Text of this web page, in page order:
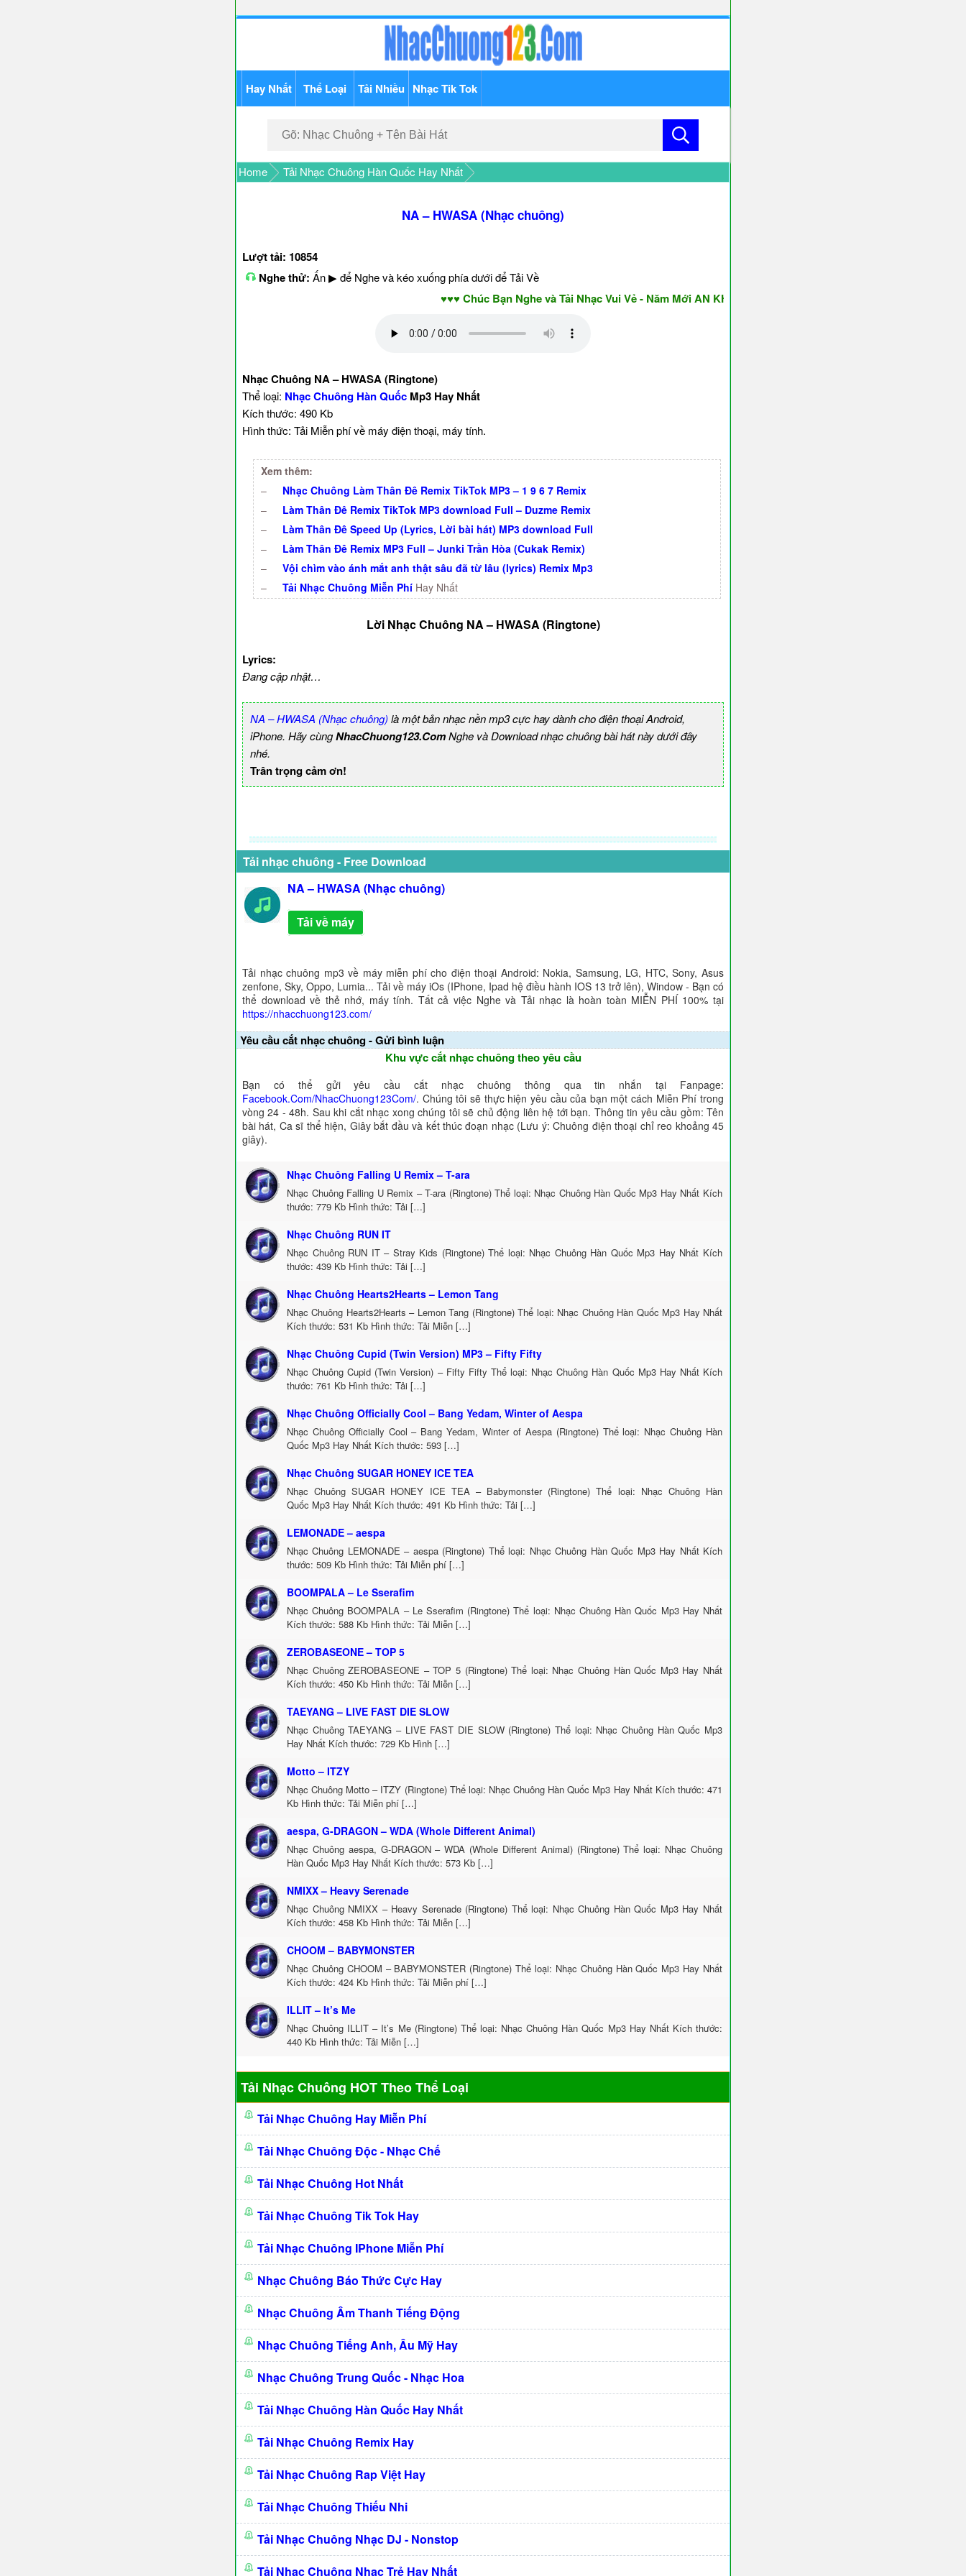
Hay Nhất Thể Loại Tải Nhiều Nhạc Tik Tok
Home Tải Nhạc Chuông Hàn Quốc Hay Nhất
NA – HWASA (Nhạc chuông)
Lượt tải: 10854
Nghe thử: Ấn ▶ để Nghe và kéo xuống phía dưới để Tải Về
♥♥♥ Chúc Bạn Nghe và Tải Nhạc Vui Vẻ - Năm Mới AN KHANG & THỊNH VƯỢNG ♥♥♥
Nhạc Chuông NA – HWASA (Ringtone)
Thể loại: Nhạc Chuông Hàn Quốc Mp3 Hay Nhất
Kích thước: 490 Kb
Hình thức: Tải Miễn phí về máy điện thoại, máy tính.
Xem thêm:
–
Nhạc Chuông Làm Thân Đê Remix TikTok MP3 – 1 9 6 7 Remix
–
Làm Thân Đê Remix TikTok MP3 download Full – Duzme Remix
–
Làm Thân Đê Speed Up (Lyrics, Lời bài hát) MP3 download Full
–
Làm Thân Đê Remix MP3 Full – Junki Trần Hòa (Cukak Remix)
–
Vội chìm vào ánh mắt anh thật sâu đã từ lâu (lyrics) Remix Mp3
–
Tải Nhạc Chuông Miễn Phí Hay Nhất
Lời Nhạc Chuông NA – HWASA (Ringtone)
Lyrics:
Đang cập nhật…
NA – HWASA (Nhạc chuông) là một bản nhạc nền mp3 cực hay dành cho điện thoại Android,
iPhone. Hãy cùngNhacChuong123.ComNghe và Download nhạc chuông bài hát này dưới đây
nhé.
Trân trọng cảm ơn!
Tải nhạc chuông - Free Download
NA – HWASA (Nhạc chuông)
Tải về máy
Tải nhạc chuông mp3 về máy miễn phí cho điện thoại Android: Nokia, Samsung, LG, HTC, Sony, Asus
zenfone, Sky, Oppo, Lumia... Tải về máy iOs (IPhone, Ipad hệ điều hành IOS 13 trở lên), Window - Bạn có
thể download về thẻ nhớ, máy tính. Tất cả việc Nghe và Tải nhạc là hoàn toàn MIỄN PHÍ 100% tại
https://nhacchuong123.com/
Yêu cầu cắt nhạc chuông - Gửi bình luận
Khu vực cắt nhạc chuông theo yêu cầu
Bạn có thể gửi yêu cầu cắt nhạc chuông thông qua tin nhắn tại Fanpage:
Facebook.Com/NhacChuong123Com/. Chúng tôi sẽ thực hiện yêu cầu của bạn một cách Miễn Phí trong
vòng 24 - 48h. Sau khi cắt nhạc xong chúng tôi sẽ chủ động liên hệ tới bạn. Thông tin yêu cầu gồm: Tên
bài hát, Ca sĩ thể hiện, Giây bắt đầu và kết thúc đoạn nhạc (Lưu ý: Chuông điện thoại chỉ reo khoảng 45
giây).
Nhạc Chuông Falling U Remix – T-ara
Nhạc Chuông Falling U Remix – T-ara (Ringtone) Thể loại: Nhạc Chuông Hàn Quốc Mp3 Hay Nhất Kích
thước: 779 Kb Hình thức: Tải […]
Nhạc Chuông RUN IT
Nhạc Chuông RUN IT – Stray Kids (Ringtone) Thể loại: Nhạc Chuông Hàn Quốc Mp3 Hay Nhất Kích
thước: 439 Kb Hình thức: Tải […]
Nhạc Chuông Hearts2Hearts – Lemon Tang
Nhạc Chuông Hearts2Hearts – Lemon Tang (Ringtone) Thể loại: Nhạc Chuông Hàn Quốc Mp3 Hay Nhất
Kích thước: 531 Kb Hình thức: Tải Miễn […]
Nhạc Chuông Cupid (Twin Version) MP3 – Fifty Fifty
Nhạc Chuông Cupid (Twin Version) – Fifty Fifty Thể loại: Nhạc Chuông Hàn Quốc Mp3 Hay Nhất Kích
thước: 761 Kb Hình thức: Tải […]
Nhạc Chuông Officially Cool – Bang Yedam, Winter of Aespa
Nhạc Chuông Officially Cool – Bang Yedam, Winter of Aespa (Ringtone) Thể loại: Nhạc Chuông Hàn
Quốc Mp3 Hay Nhất Kích thước: 593 […]
Nhạc Chuông SUGAR HONEY ICE TEA
Nhạc Chuông SUGAR HONEY ICE TEA – Babymonster (Ringtone) Thể loại: Nhạc Chuông Hàn
Quốc Mp3 Hay Nhất Kích thước: 491 Kb Hình thức: Tải […]
LEMONADE – aespa
Nhạc Chuông LEMONADE – aespa (Ringtone) Thể loại: Nhạc Chuông Hàn Quốc Mp3 Hay Nhất Kích
thước: 509 Kb Hình thức: Tải Miễn phí […]
BOOMPALA – Le Sserafim
Nhạc Chuông BOOMPALA – Le Sserafim (Ringtone) Thể loại: Nhạc Chuông Hàn Quốc Mp3 Hay Nhất
Kích thước: 588 Kb Hình thức: Tải Miễn […]
ZEROBASEONE – TOP 5
Nhạc Chuông ZEROBASEONE – TOP 5 (Ringtone) Thể loại: Nhạc Chuông Hàn Quốc Mp3 Hay Nhất
Kích thước: 450 Kb Hình thức: Tải Miễn […]
TAEYANG – LIVE FAST DIE SLOW
Nhạc Chuông TAEYANG – LIVE FAST DIE SLOW (Ringtone) Thể loại: Nhạc Chuông Hàn Quốc Mp3
Hay Nhất Kích thước: 729 Kb Hình […]
Motto – ITZY
Nhạc Chuông Motto – ITZY (Ringtone) Thể loại: Nhạc Chuông Hàn Quốc Mp3 Hay Nhất Kích thước: 471
Kb Hình thức: Tải Miễn phí […]
aespa, G-DRAGON – WDA (Whole Different Animal)
Nhạc Chuông aespa, G-DRAGON – WDA (Whole Different Animal) (Ringtone) Thể loại: Nhạc Chuông
Hàn Quốc Mp3 Hay Nhất Kích thước: 573 Kb […]
NMIXX – Heavy Serenade
Nhạc Chuông NMIXX – Heavy Serenade (Ringtone) Thể loại: Nhạc Chuông Hàn Quốc Mp3 Hay Nhất
Kích thước: 458 Kb Hình thức: Tải Miễn […]
CHOOM – BABYMONSTER
Nhạc Chuông CHOOM – BABYMONSTER (Ringtone) Thể loại: Nhạc Chuông Hàn Quốc Mp3 Hay Nhất
Kích thước: 424 Kb Hình thức: Tải Miễn phí […]
ILLIT – It’s Me
Nhạc Chuông ILLIT – It’s Me (Ringtone) Thể loại: Nhạc Chuông Hàn Quốc Mp3 Hay Nhất Kích thước:
440 Kb Hình thức: Tải Miễn […]
Tải Nhạc Chuông HOT Theo Thể Loại
Tải Nhạc Chuông Hay Miễn Phí
Tải Nhạc Chuông Độc - Nhạc Chế
Tải Nhạc Chuông Hot Nhất
Tải Nhạc Chuông Tik Tok Hay
Tải Nhạc Chuông IPhone Miễn Phí
Nhạc Chuông Báo Thức Cực Hay
Nhạc Chuông Âm Thanh Tiếng Động
Nhạc Chuông Tiếng Anh, Âu Mỹ Hay
Nhạc Chuông Trung Quốc - Nhạc Hoa
Tải Nhạc Chuông Hàn Quốc Hay Nhất
Tải Nhạc Chuông Remix Hay
Tải Nhạc Chuông Rap Việt Hay
Tải Nhạc Chuông Thiếu Nhi
Tải Nhạc Chuông Nhạc DJ - Nonstop
Tải Nhạc Chuông Nhạc Trẻ Hay Nhất